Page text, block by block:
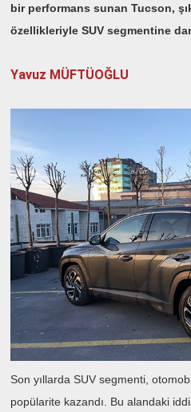
bir performans sunan Tucson,
özellikleriyle SUV segmentine
Yavuz MÜFTÜOĞLU
Son yıllarda SUV segmenti,
popülarite kazandı. Bu alandaki